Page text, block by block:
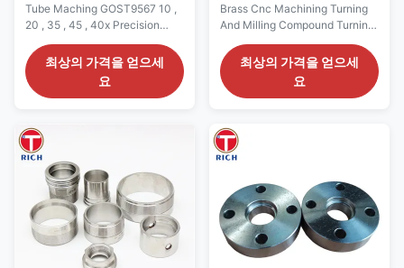
Tube Maching GOST9567 10 ,
20 , 35 , 45 , 40x Precision
Precision steel tubes
Applications: Automobile,
Machinery Engineering,
L:max12000mm Chemical
composition(%,max) Steel
Gade C Si Mn Cr Ni Mo S P Cu
10 0.07-0.14 0.17-0.37 0...
최상의 가격을 얻으세
요
Brass Cnc Machining Turning
And Milling Compound Turning
Steel And Plastic Products
Discription Producsts Name
Brass Cnc Machining Turning
Steel And Plastic Production
Equipment turning and milling
최상의 가격을 얻으세
요